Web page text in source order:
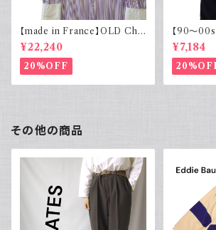
【made in France】OLD Cha
rvet ストライプ 切り替え 紫
¥22,240
20%OFF
【90～
ーヨンシャ
ット XL
¥7,184
その他の商品